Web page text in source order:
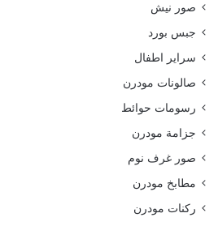
صور نيش
جبس بورد
سراير اطفال
صالونات مودرن
رسومات حوائط
جزامة مودرن
صور غرف نوم
مطابخ مودرن
ركنات مودرن